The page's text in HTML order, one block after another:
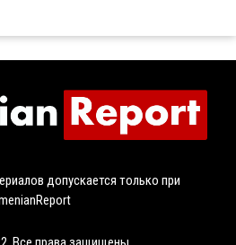
допускается только при